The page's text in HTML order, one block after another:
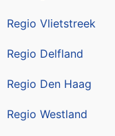
Regio Vlietstreek
Regio Delfland
Regio Den Haag
Regio Westland